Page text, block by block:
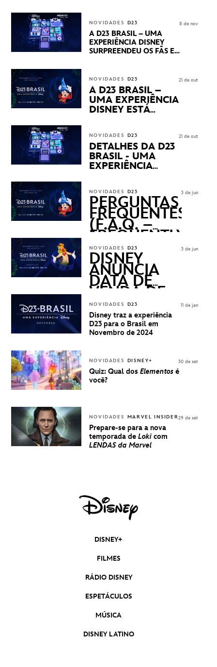
STUDIOS REVELARAM
PRÉVIAS E NOVIDADES
DOS SEUS PRÓXIMOS
LANÇAMENTOS
NOVIDADES D23
A D23 BRASIL – UMA
EXPERIÊNCIA DISNEY
SURPREENDEU OS FÃS EM
APRESENTAÇÕES E
PRODUTOS EXCLUSIVOS
NO TRANSAMÉRICA EXPO
CENTER EM SÃO PAULO
8 de nov
NOVIDADES D23
A D23 BRASIL –
UMA EXPERIÊNCIA
DISNEY ESTÁ
21 de out
NOVIDADES D23
DETALHES DA D23
BRASIL - UMA
EXPERIÊNCIA
21 de out
NOVIDADES D23
PERGUNTAS
FREQUENTES
(F.A.Q. –
FREQUENTLY
ASKED
QUESTIONS)
3 de jun
NOVIDADES D23
DISNEY
ANUNCIA
DATA DE
VENDA DE
INGRESSOS
PARA A D23
BRASIL -
UMA
DISNEY
3 de jun
NOVIDADES D23
Disney traz a experiência
D23 para o Brasil em
Novembro de 2024
11 de jan
NOVIDADES DISNEY+
Quiz: Qual dos Elementos é
você?
30 de set
NOVIDADES MARVEL INSIDER
Prepare-se para a nova
temporada de Loki com
LENDAS da Marvel
29 de set
DISNEY+
FILMES
RÁDIO DISNEY
ESPETÁCULOS
MÚSICA
DISNEY LATINO